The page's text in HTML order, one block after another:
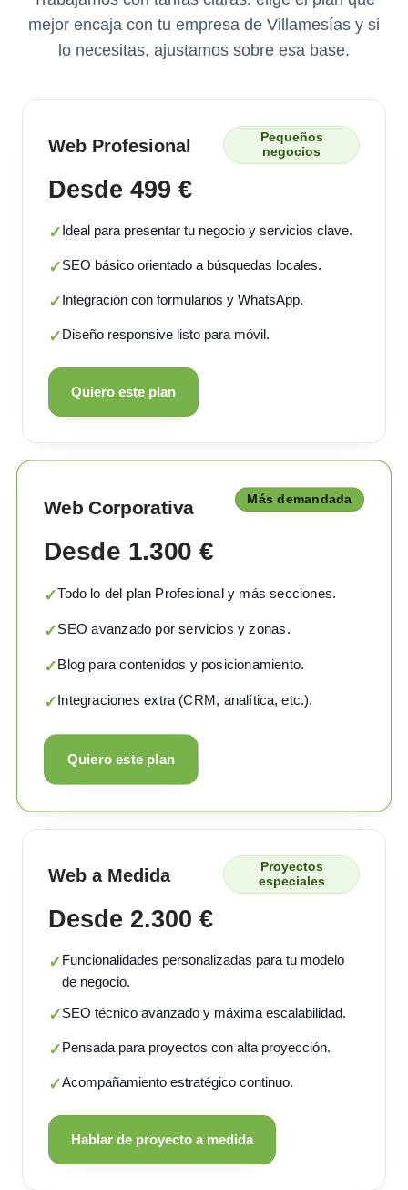
mejor encaja con tu empresa de Villamesías y si
lo necesitas, ajustamos sobre esa base.
Web Profesional
Pequeños
negocios
Desde 499 €
✓Ideal para presentar tu negocio y servicios clave.
✓SEO básico orientado a búsquedas locales.
✓Integración con formularios y WhatsApp.
✓Diseño responsive listo para móvil.
Quiero este plan
Web Corporativa Más demandada
Desde 1.300 €
✓Todo lo del plan Profesional y más secciones.
✓SEO avanzado por servicios y zonas.
✓Blog para contenidos y posicionamiento.
✓Integraciones extra (CRM, analítica, etc.).
Quiero este plan
Web a Medida
Proyectos
especiales
Desde 2.300 €
✓Funcionalidades personalizadas para tu modelo
de negocio.
✓SEO técnico avanzado y máxima escalabilidad.
✓Pensada para proyectos con alta proyección.
✓Acompañamiento estratégico continuo.
Hablar de proyecto a medida